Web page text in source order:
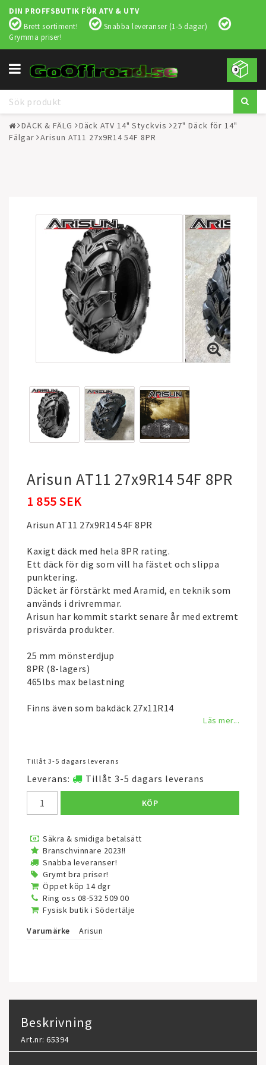
DIN PROFFSBUTIK FÖR ATV & UTV
Brett sortiment!
Snabba leveranser (1-5 dagar)
Grymma priser!
0
Toggle
navigation
DÄCK & FÄLG Däck ATV 14" Styckvis
27" Däck för 14"
Fälgar
Arisun AT11 27x9R14 54F 8PR
Arisun AT11 27x9R14 54F 8PR
1 855 SEK
Arisun AT11 27x9R14 54F 8PR
Kaxigt däck med hela 8PR rating.
Ett däck för dig som vill ha fästet och slippa
punktering.
Däcket är förstärkt med Aramid, en teknik som
används i drivremmar.
Arisun har kommit starkt senare år med extremt
prisvärda produkter.
25 mm mönsterdjup
8PR (8-lagers)
465lbs max belastning
Finns även som bakdäck 27x11R14
Läs mer...
Tillåt 3-5 dagars leverans
Leverans: Tillåt 3-5 dagars leverans
KÖP
Säkra & smidiga betalsätt
Branschvinnare 2023!!
Snabba leveranser!
Grymt bra priser!
Öppet köp 14 dgr
Ring oss 08-532 509 00
Fysisk butik i Södertälje
Varumärke
Arisun
Beskrivning
Art.nr: 65394